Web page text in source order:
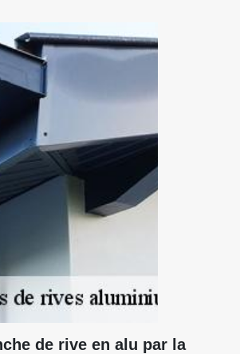
de rive en alu par la